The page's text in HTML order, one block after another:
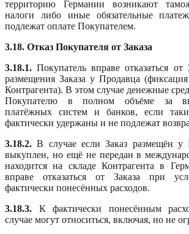
территорию Германии возникают
налоги либо иные обязательные
подлежат оплате Покупателем.
3.18. Отказ Покупателя от Заказа
3.18.1. Покупатель вправе отказаться от
размещения Заказа у Продавца
Контрагента). В этом случае денежные
Покупателю в полном объёме за
платёжных систем и банков, если
фактически удержаны и не подлежат
3.18.2. В случае если Заказ размещён у
выкуплен, но ещё не передан в
находится на складе Контрагента в
вправе отказаться от Заказа при
фактически понесённых расходов.
3.18.3. К фактически понесённым
случае могут относиться, включая, но не